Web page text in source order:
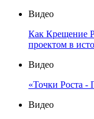
Видео
Как Крещение
проектом в
Видео
«Точки Роста
Видео